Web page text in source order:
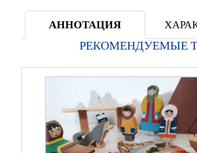
АННОТАЦИЯ
РЕКОМЕНДУЕМЫЕ